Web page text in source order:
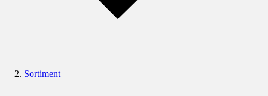
Sortiment